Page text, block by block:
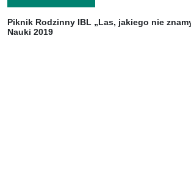
Piknik Rodzinny IBL „Las, jakiego nie
Nauki 2019